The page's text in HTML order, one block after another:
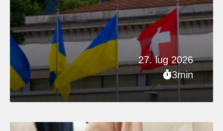
27. lug 2026
3min